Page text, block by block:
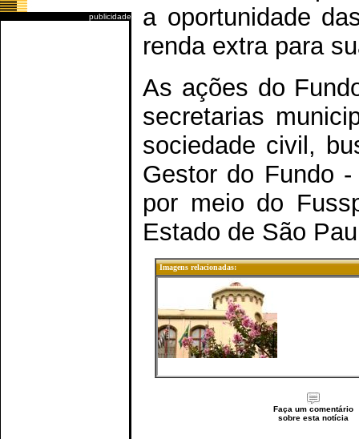
publicidade
a oportunidade
renda extra para
As ações do
secretarias
sociedade civil,
Gestor do Fundo
por meio do
Estado de São
Imagens relacionadas:
Faça um comentário
sobre esta notícia